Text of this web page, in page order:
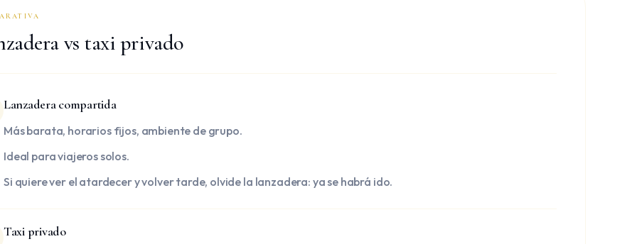
vs taxi privado
Lanzadera compartida
Más barata, horarios fijos, ambiente de grupo.
Ideal para viajeros solos.
Si quiere ver el atardecer y volver tarde, olvide la lanzadera: ya se habrá ido.
Taxi privado